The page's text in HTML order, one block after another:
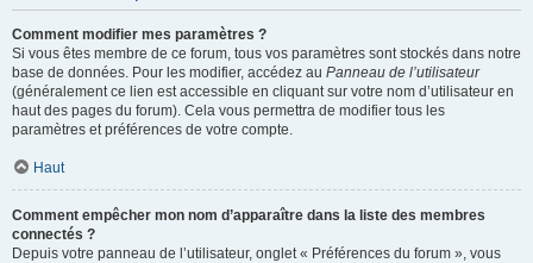
Comment modifier mes paramètres ?
Si vous êtes membre de ce forum, tous vos paramètres sont stockés dans notre
base de données. Pour les modifier, accédez au Panneau de l’utilisateur
(généralement ce lien est accessible en cliquant sur votre nom d’utilisateur en
haut des pages du forum). Cela vous permettra de modifier tous les
paramètres et préférences de votre compte.
Haut
Comment empêcher mon nom d’apparaître dans la liste des membres
connectés ?
Depuis votre panneau de l’utilisateur, onglet « Préférences du forum », vous